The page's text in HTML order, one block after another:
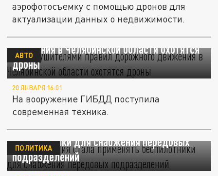
аэрофотосъемку с помощью дронов для
актуализации данных о недвижимости.
За нарушителями правил дорожного
движения в Челябинской области охотятся
дроны
АВТО
20 ЯНВАРЯ 16:01
На вооружение ГИБДД поступила
современная техника.
Русская армия стала применять
беспилотники для снабжения передовых
подразделений
ПОЛИТИКА